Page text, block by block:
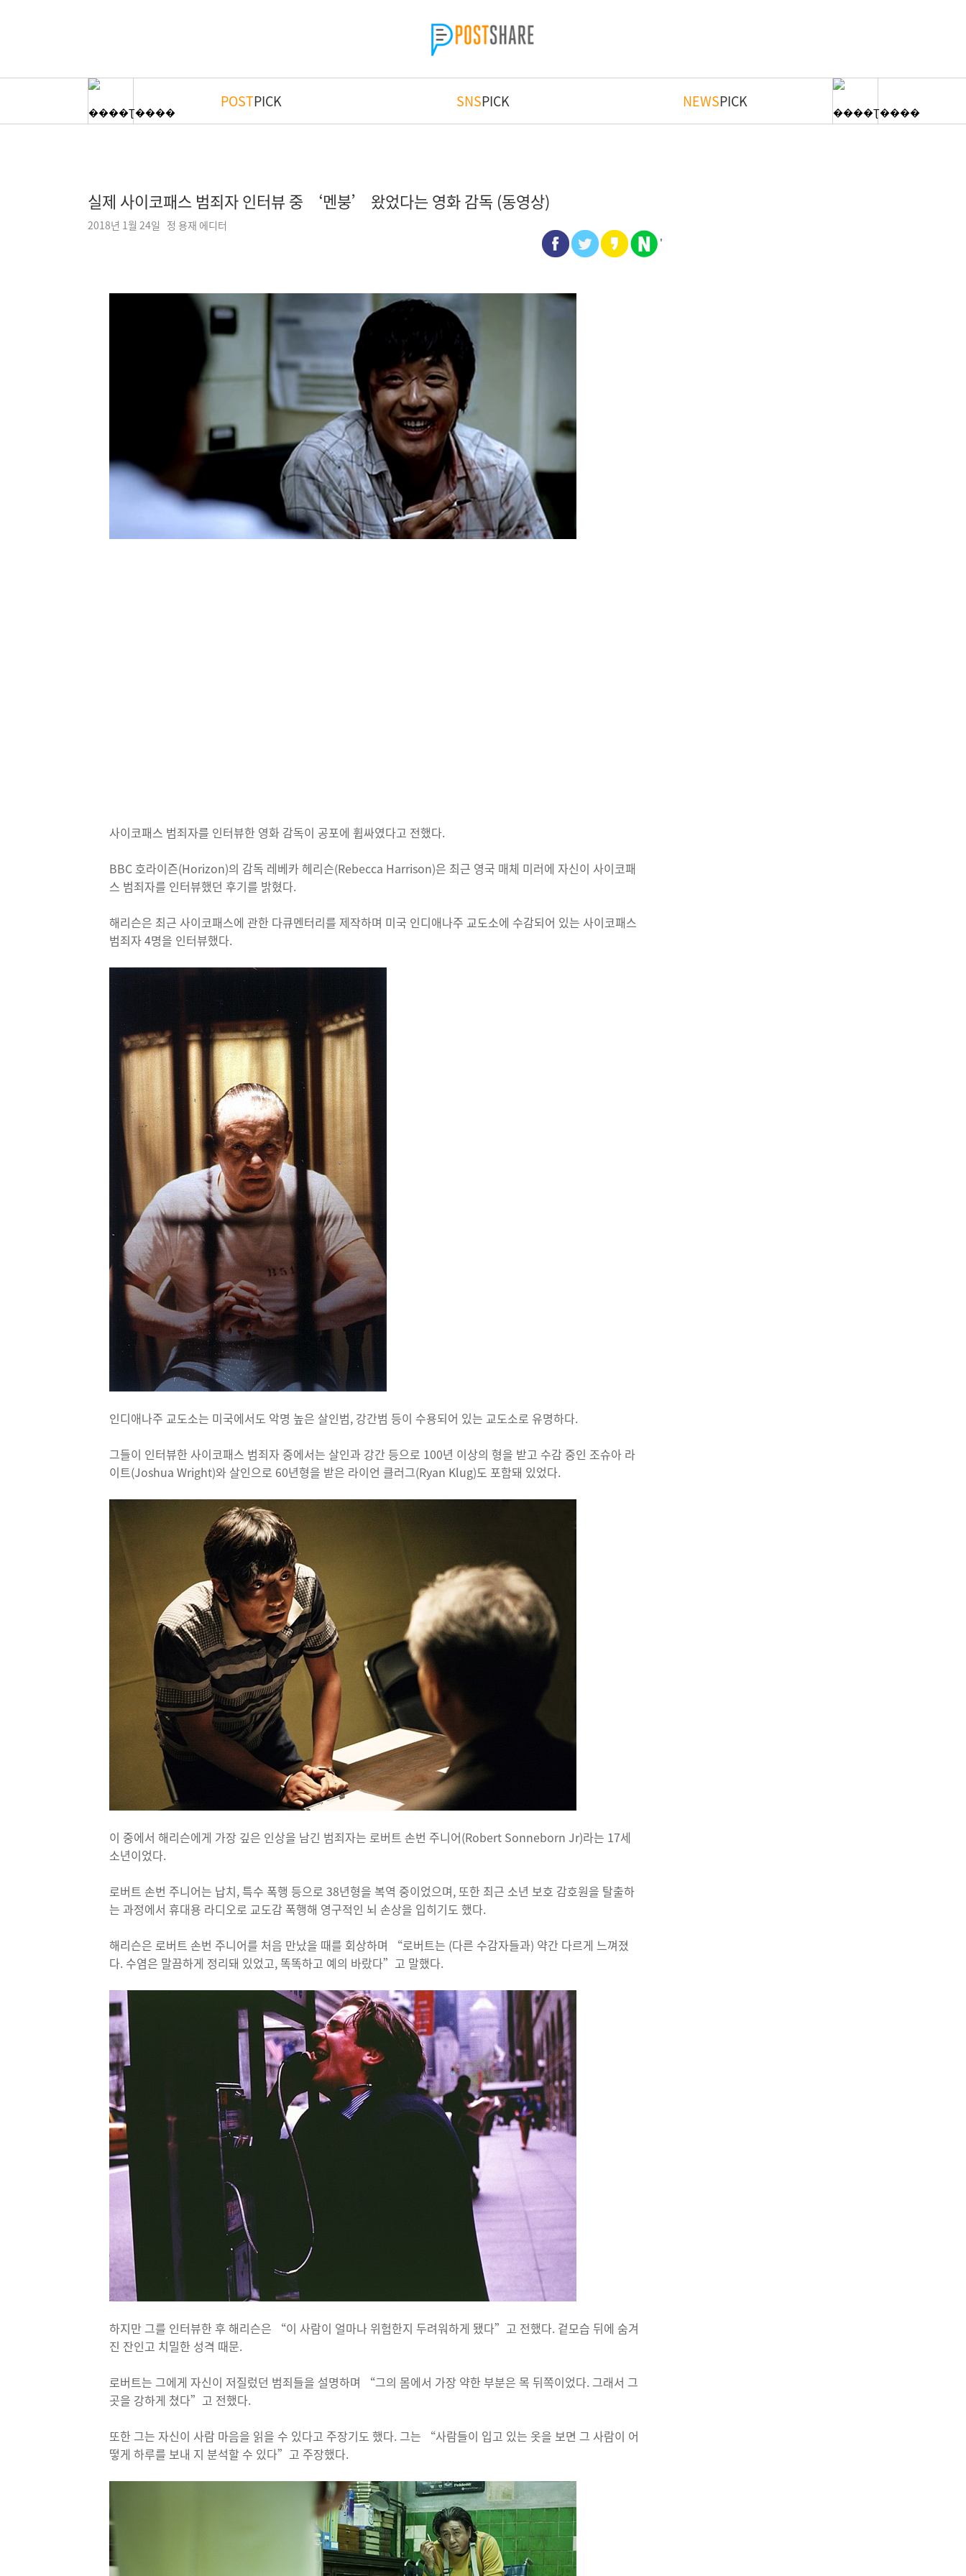
POSTPICK SNSPICK NEWSPICK
실제 사이코패스 범죄자 인터뷰 중 ‘멘붕’ 왔었다는 영화 감독 (동영상)
2018년 1월 24일 정 용재 에디터
'
사이코패스 범죄자를 인터뷰한 영화 감독이 공포에 휩싸였다고 전했다.
BBC 호라이즌(Horizon)의 감독 레베카 헤리슨(Rebecca Harrison)은 최근 영국 매체 미러에 자신이 사이코패
스 범죄자를 인터뷰했던 후기를 밝혔다.
해리슨은 최근 사이코패스에 관한 다큐멘터리를 제작하며 미국 인디애나주 교도소에 수감되어 있는 사이코패스
범죄자 4명을 인터뷰했다.
인디애나주 교도소는 미국에서도 악명 높은 살인범, 강간범 등이 수용되어 있는 교도소로 유명하다.
그들이 인터뷰한 사이코패스 범죄자 중에서는 살인과 강간 등으로 100년 이상의 형을 받고 수감 중인 조슈아 라
이트(Joshua Wright)와 살인으로 60년형을 받은 라이언 클러그(Ryan Klug)도 포함돼 있었다.
이 중에서 해리슨에게 가장 깊은 인상을 남긴 범죄자는 로버트 손번 주니어(Robert Sonneborn Jr)라는 17세
소년이었다.
로버트 손번 주니어는 납치, 특수 폭행 등으로 38년형을 복역 중이었으며, 또한 최근 소년 보호 감호원을 탈출하
는 과정에서 휴대용 라디오로 교도감 폭행해 영구적인 뇌 손상을 입히기도 했다.
해리슨은 로버트 손번 주니어를 처음 만났을 때를 회상하며 “로버트는 (다른 수감자들과) 약간 다르게 느껴졌
다. 수염은 말끔하게 정리돼 있었고, 똑똑하고 예의 바랐다”고 말했다.
하지만 그를 인터뷰한 후 해리슨은 “이 사람이 얼마나 위험한지 두려워하게 됐다”고 전했다. 겉모습 뒤에 숨겨
진 잔인고 치밀한 성격 때문.
로버트는 그에게 자신이 저질렀던 범죄들을 설명하며 “그의 몸에서 가장 약한 부분은 목 뒤쪽이었다. 그래서 그
곳을 강하게 쳤다”고 전했다.
또한 그는 자신이 사람 마음을 읽을 수 있다고 주장기도 했다. 그는 “사람들이 입고 있는 옷을 보면 그 사람이 어
떻게 하루를 보내 지 분석할 수 있다”고 주장했다.